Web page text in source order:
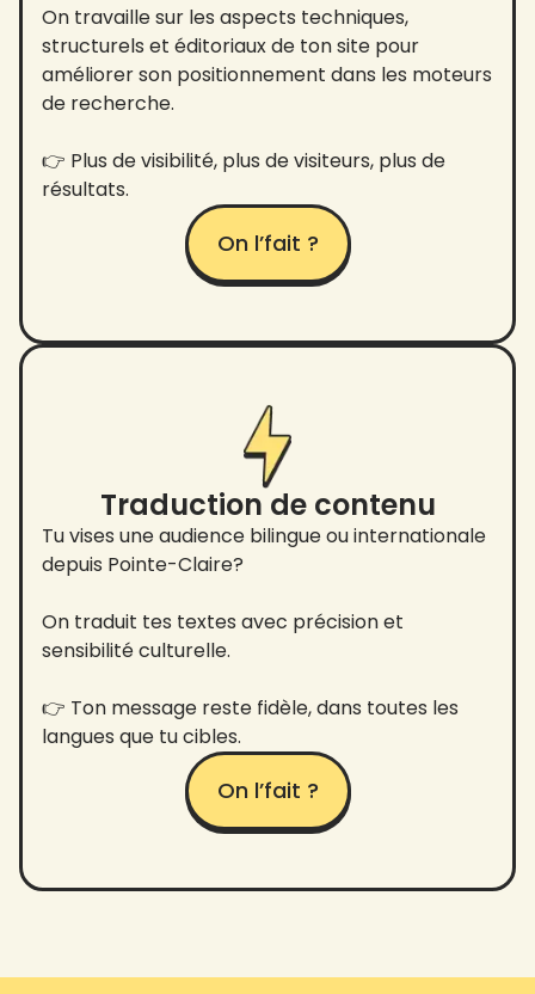
On travaille sur les aspects techniques,
structurels et éditoriaux de ton site pour
améliorer son positionnement dans les moteurs
de recherche.
👉 Plus de visibilité, plus de visiteurs, plus de
résultats.
On l’fait ?
Traduction de contenu
Tu vises une audience bilingue ou internationale
depuis Pointe-Claire?
On traduit tes textes avec précision et
sensibilité culturelle.
👉 Ton message reste fidèle, dans toutes les
langues que tu cibles.
On l’fait ?